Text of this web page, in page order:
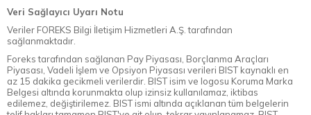
Veri Sağlayıcı Uyarı Notu
Veriler FOREKS Bilgi İletişim Hizmetleri A.Ş. tarafından
sağlanmaktadır.
Foreks tarafından sağlanan Pay Piyasası, Borçlanma Araçları
Piyasası, Vadeli İşlem ve Opsiyon Piyasası verileri BIST kaynaklı en
az 15 dakika gecikmeli verilerdir. BIST isim ve logosu Koruma Marka
Belgesi altında korunmakta olup izinsiz kullanılamaz, iktibas
edilemez, değiştirilemez. BIST ismi altında açıklanan tüm belgelerin